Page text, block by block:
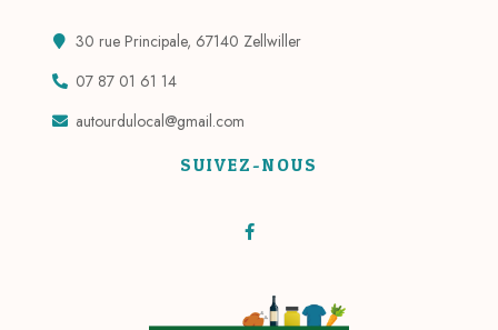
30 rue Principale, 67140 Zellwiller
07 87 01 61 14
autourdulocal@gmail.com
SUIVEZ-NOUS